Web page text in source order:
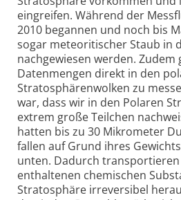
eingreifen. Während der
2010 begannen und noch bis
sogar meteoritischer Staub in
nachgewiesen werden. Zudem
Datenmengen direkt in den
Stratosphärenwolken zu
war, dass wir in den Polaren
extrem große Teilchen
hatten bis zu 30 Mikrometer
fallen auf Grund ihres
unten. Dadurch
enthaltenen chemischen
Stratosphäre irreversibel